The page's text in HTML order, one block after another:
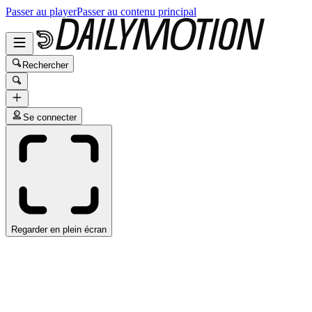
Passer au playerPasser au contenu principal
Rechercher
Se connecter
Regarder en plein écran